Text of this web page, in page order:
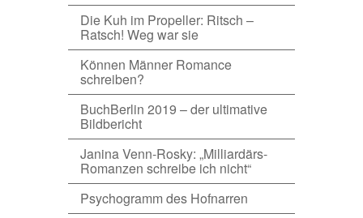
Die Kuh im Propeller: Ritsch –
Ratsch! Weg war sie
Können Männer Romance
schreiben?
BuchBerlin 2019 – der ultimative
Bildbericht
Janina Venn-Rosky: „Milliardärs-
Romanzen schreibe ich nicht“
Psychogramm des Hofnarren